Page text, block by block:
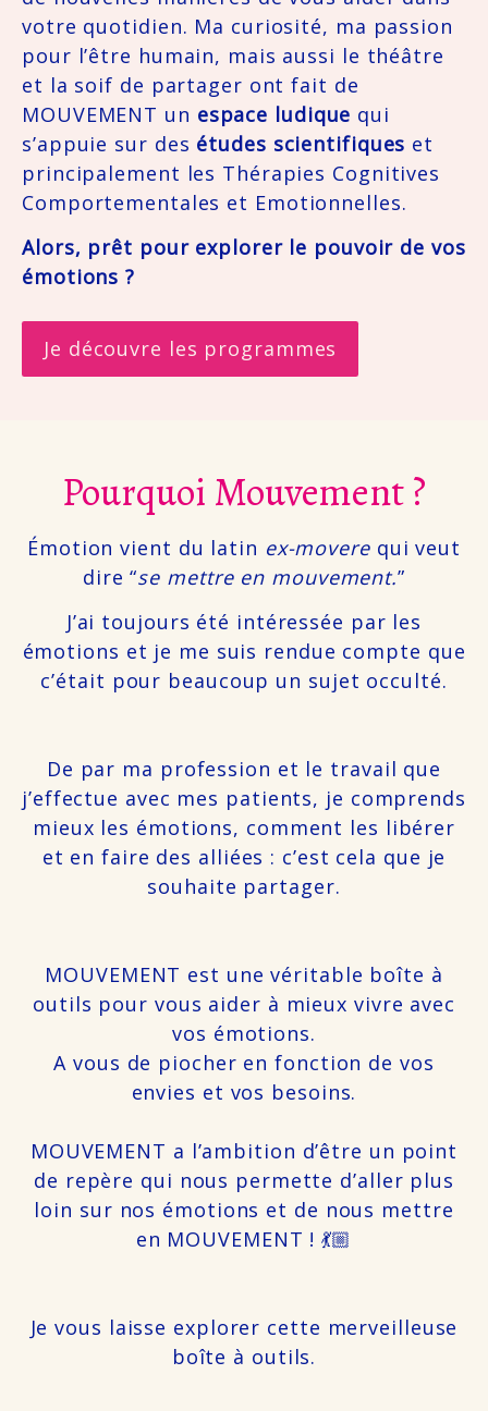
votre quotidien. Ma curiosité, ma passion
pour l’être humain, mais aussi le théâtre
et la soif de partager ont fait de
MOUVEMENT un espace ludique qui
s’appuie sur des études scientifiques et
principalement les Thérapies Cognitives
Comportementales et Emotionnelles.
Alors, prêt pour explorer le pouvoir de vos
émotions ?
Je découvre les programmes
Pourquoi Mouvement ?
Émotion vient du latin ex-movere qui veut
dire “se mettre en mouvement.”
J’ai toujours été intéressée par les
émotions et je me suis rendue compte que
c’était pour beaucoup un sujet occulté.
De par ma profession et le travail que
j’effectue avec mes patients, je comprends
mieux les émotions, comment les libérer
et en faire des alliées : c’est cela que je
souhaite partager.
MOUVEMENT est une véritable boîte à
outils pour vous aider à mieux vivre avec
vos émotions.
A vous de piocher en fonction de vos
envies et vos besoins.
MOUVEMENT a l’ambition d’être un point
de repère qui nous permette d’aller plus
loin sur nos émotions et de nous mettre
en MOUVEMENT ! 💃🏼
Je vous laisse explorer cette merveilleuse
boîte à outils.